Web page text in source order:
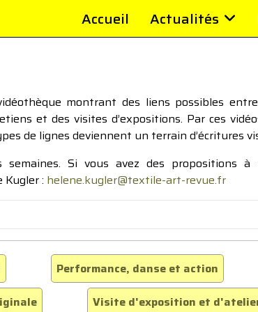
Accueil Actualités
montrant des liens possibles
et des visites d’expositions. Par ces
de lignes deviennent un terrain d’écritures
Si vous avez des propositions à
Kugler : helene.kugler@textile-art-revue.fr
Performance, danse et action
Visite d'exposition et